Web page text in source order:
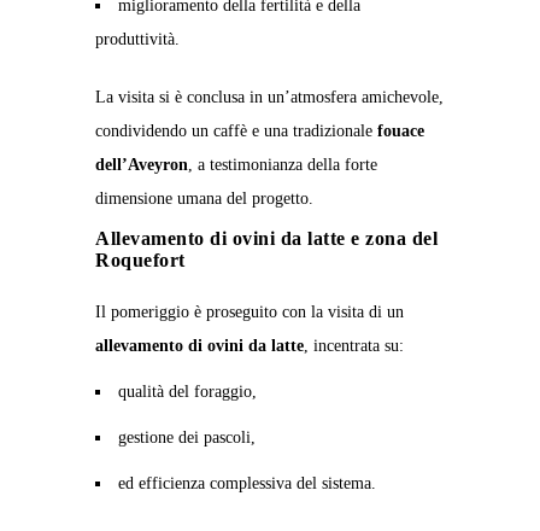
miglioramento della fertilità e della
produttività.
La visita si è conclusa in un’atmosfera amichevole,
condividendo un caffè e una tradizionale fouace
dell’Aveyron, a testimonianza della forte
dimensione umana del progetto.
Allevamento di ovini da latte e zona del
Roquefort
Il pomeriggio è proseguito con la visita di un
allevamento di ovini da latte, incentrata su:
qualità del foraggio,
gestione dei pascoli,
ed efficienza complessiva del sistema.